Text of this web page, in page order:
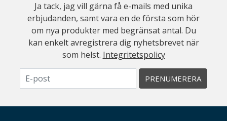
Ja tack, jag vill gärna få e-mails med unika
erbjudanden, samt vara en de första som hör
om nya produkter med begränsat antal. Du
kan enkelt avregistrera dig nyhetsbrevet när
som helst. Integritetspolicy
PRENUMERERA